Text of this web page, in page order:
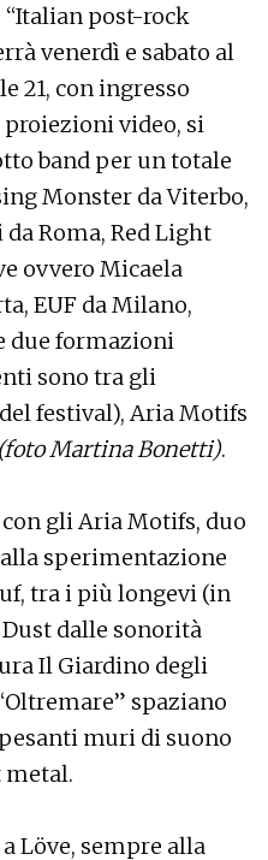
post-rock
venerdì e sabato al
21, con ingresso
video, si
band per un totale
Monster da Viterbo,
Roma, Red Light
ovvero Micaela
EUF da Milano,
due formazioni
sono tra gli
festival), Aria Motifs
(foto Martina Bonetti).
gli Aria Motifs, duo
sperimentazione
tra i più longevi (in
dalle sonorità
Il Giardino degli
spaziano
muri di suono
Löve, sempre alla